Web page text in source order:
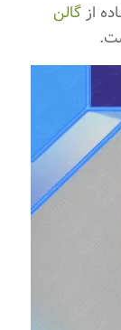
ازگالن